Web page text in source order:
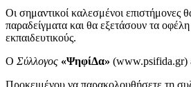
Οι σημαντικοί καλεσμένοι επιστήμονες
παραδείγματα και θα εξετάσουν τα
εκπαιδευτικούς.
Ο Σύλλογος «ΨηφίΔα» (www.psifida.gr)
Προκειμένου να παρακολουθήσετε τη